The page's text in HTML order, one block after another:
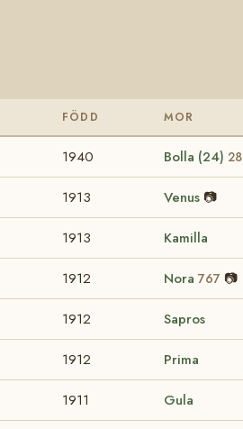
FÖDD MOR
1940 Bolla (24)
1913 Venus 📷
1913 Kamilla
1912 Nora 767 📷
1912 Sapros
1912 Prima
1911 Gula